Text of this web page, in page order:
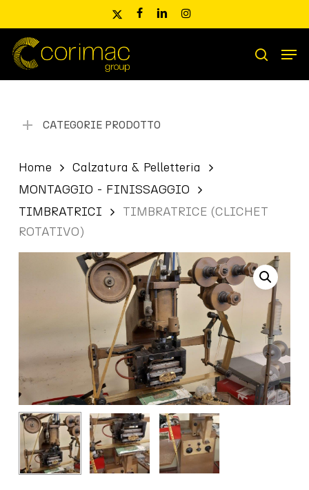
main
content
x-
facebooklinkedininstagram
Ricerca
prodotti
search
CATEGORIE PRODOTTO
Home
Calzatura & Pelletteria
MONTAGGIO - FINISSAGGIO
TIMBRATRICI
TIMBRATRICE (CLICHET
ROTATIVO)